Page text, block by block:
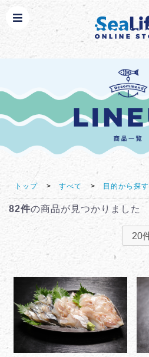
トップ > すべて > 目的から探す
82件の商品が見つかりました